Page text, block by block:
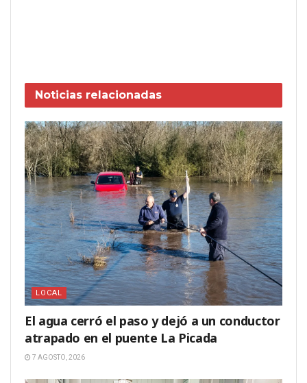
Noticias relacionadas
LOCAL
El agua cerró el paso y dejó a un conductor
atrapado en el puente La Picada
7 AGOSTO, 2026